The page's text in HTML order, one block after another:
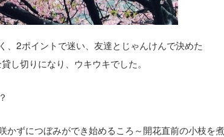
、2ポイントで迷い、友達とじゃんけんで決めた
切りになり、ウキウキでした。
ずにつぼみができ始めるころ～開花直前の小枝を